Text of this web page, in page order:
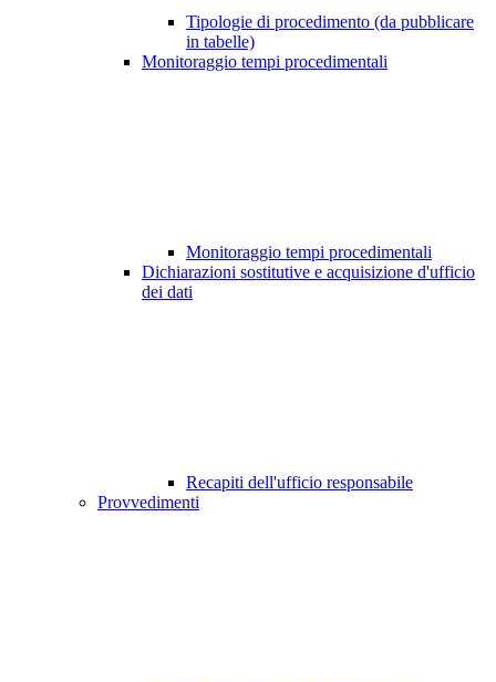
Tipologie di procedimento (da pubblicare
in tabelle)
Monitoraggio tempi procedimentali
Monitoraggio tempi procedimentali
Dichiarazioni sostitutive e acquisizione d'ufficio
dei dati
Recapiti dell'ufficio responsabile
Provvedimenti